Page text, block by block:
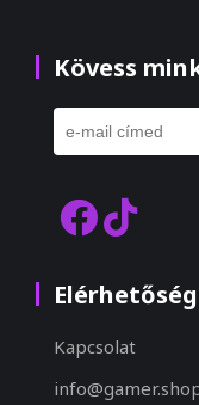
Kövess
Kapcsolat